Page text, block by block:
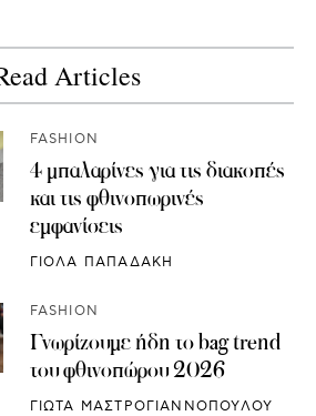
Articles
FASHION
4 μπαλαρίνες για τις διακοπές
και τις φθινοπωρινές
εμφανίσεις
ΓΙΟΛΑ ΠΑΠΑΔΑΚΗ
FASHION
Γνωρίζουμε ήδη το bag trend
του φθινοπώρου 2026
ΓΙΩΤΑ ΜΑΣΤΡΟΓΙΑΝΝΟΠΟΥΛΟΥ